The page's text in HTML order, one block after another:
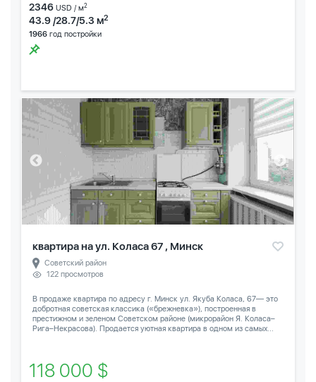
2346 USD / м2
43.9 /28.7/5.3 м2
1966 год постройки
квартира на ул. Коласа 67 , Минск
Советский район
122 просмотров
В продаже квартира по адресу г. Минск ул. Якуба Коласа, 67— это
добротная советская классика («брежневка»), построенная в
престижном и зеленом Советском районе (микрорайон Я. Коласа–
Рига–Некрасова). Продается уютная квартира в одном из самых...
118 000 $